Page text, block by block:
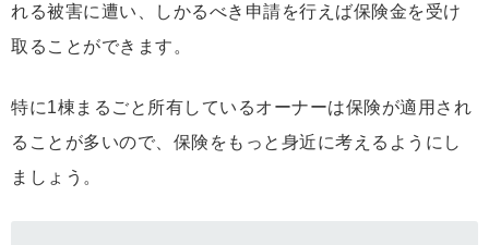
れる被害に遭い、しかるべき申請を行えば保険金を受け
取ることができます。
特に1棟まるごと所有しているオーナーは保険が適用され
ることが多いので、保険をもっと身近に考えるようにし
ましょう。